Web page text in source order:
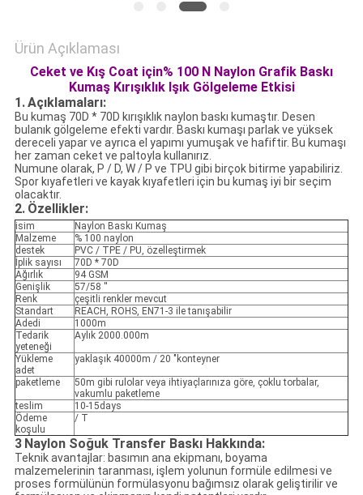
Ürün Açıklaması
Ceket ve Kış Coat için% 100 N Naylon Grafik Baskı
Kumaş Kırışıklık Işık Gölgeleme Etkisi
1.Açıklamaları:
Bu kumaş 70D * 70D kırışıklık naylon baskı kumaştır. Desen
bulanık gölgeleme efekti vardır. Baskı kumaşı parlak ve yüksek
dereceli yapar ve ayrıca el yapımı yumuşak ve hafiftir. Bu kumaşı
her zaman ceket ve paltoyla kullanırız.
Numune olarak, P / D, W / P ve TPU gibi birçok bitirme yapabiliriz.
Spor kıyafetleri ve kayak kıyafetleri için bu kumaş iyi bir seçim
olacaktır.
2. Özellikler:
isim
Naylon Baskı Kumaş
Malzeme
% 100 naylon
destek
PVC / TPE / PU, özelleştirmek
İplik sayısı
70D * 70D
Ağırlık
94 GSM
Genişlik
57/58 ''
Renk
çeşitli renkler mevcut
Standart
REACH, ROHS, EN71-3 ile tanışabilir
Adedi
1000m
Tedarik
yeteneği
Aylık 2000.000m
Yükleme
adet
yaklaşık 40000m / 20 "konteyner
paketleme
50m gibi rulolar veya ihtiyaçlarınıza göre, çoklu torbalar,
vakumlu paketleme
teslim
10-15days
Ödeme
koşulu
/ T
3 Naylon Soğuk Transfer Baskı Hakkında:
Teknik avantajlar: basımın ana ekipmanı, boyama
malzemelerinin taranması, işlem yolunun formüle edilmesi ve
proses formülünün formülasyonu bağımsız olarak geliştirilir ve